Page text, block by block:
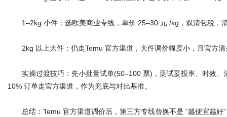
1–2kg 小件：选欧美商业专线，单价 25–30 元 /kg，双清包税，
2kg 以上大件：仍走Temu 官方渠道，大件调价幅度小，且官方清
实操过渡技巧：先小批量试单(50–100 票)，测试妥投率、时效、
10% 订单走官方渠道，作为兜底与对比基准。
总结：Temu 官方渠道调价后，第三方专线替换不是 “越便宜越好